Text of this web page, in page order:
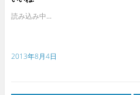
読み込み中...
2013年8月4日